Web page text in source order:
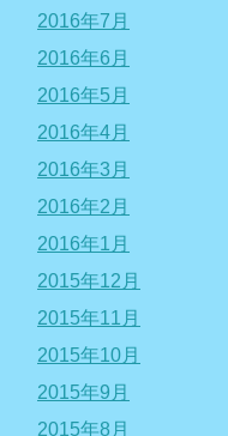
2016年7月
2016年6月
2016年5月
2016年4月
2016年3月
2016年2月
2016年1月
2015年12月
2015年11月
2015年10月
2015年9月
2015年8月